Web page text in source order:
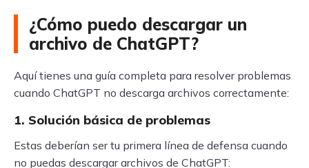
¿Cómo puedo descargar un
archivo de ChatGPT?
Aquí tienes una guía completa para resolver problemas
cuando ChatGPT no descarga archivos correctamente:
1. Solución básica de problemas
Estas deberían ser tu primera línea de defensa cuando
no puedas descargar archivos de ChatGPT: